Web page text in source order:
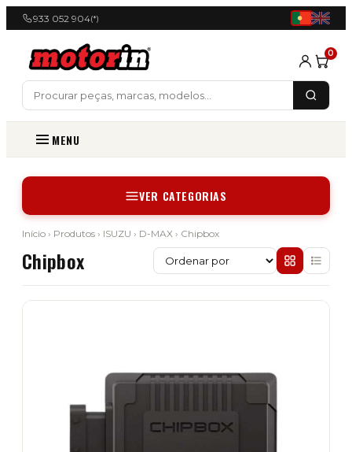
933 052 904(*)
0
MENU
VER CATEGORIAS
Início › Produtos › ISUZU › D-MAX › Chipbox
Chipbox